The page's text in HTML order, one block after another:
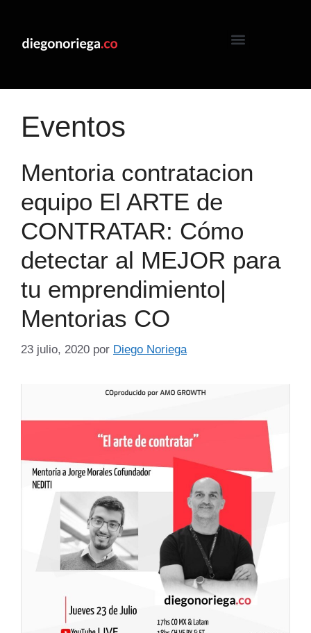
Eventos
Mentoria contratacion
equipo El ARTE de
CONTRATAR: Cómo
detectar al MEJOR para
tu emprendimiento|
Mentorias CO
23 julio, 2020 por Diego Noriega